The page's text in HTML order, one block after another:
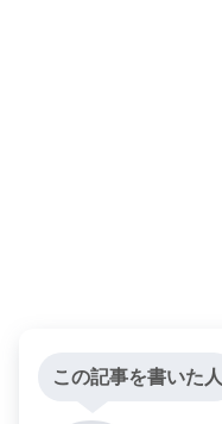
この記事を書いた人